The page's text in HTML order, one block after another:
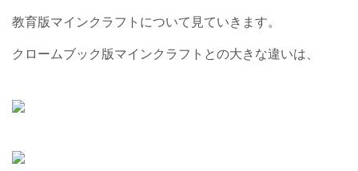
教育版マインクラフトについて見ていきます。
クロームブック版マインクラフトとの大きな違いは、